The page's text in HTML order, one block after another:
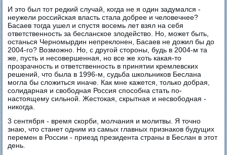
И это был тот редкий случай, когда не я один задумался -
неужели российская власть стала добрее и человечнее?
Басаев тогда ушел и спустя восемь лет взял на себя
ответственность за бесланское злодейство. Но, может быть,
останься Черномырдин непреклонен, Басаев не дожил бы до
2004-го? Возможно. Но, с другой стороны, будь в 2004-м та
же, пусть и несовершенная, но все же хоть какая-то
прозрачность и ответственность в принятии кремлевских
решений, что была в 1996-м, судьба школьников Беслана
могла бы сложиться иначе. Как мне кажется, только добрая,
солидарная и свободная Россия способна стать по-
настоящему сильной. Жестокая, скрытная и несвободная -
никогда.
3 сентября - время скорби, молчания и молитвы. Я точно
знаю, что станет одним из самых главных признаков будущих
перемен в России - приезд президента страны в Беслан в этот
день.